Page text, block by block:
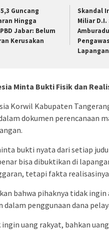
Guncang
Hingga
Jabar: Belum
Kerusakan
Skandal
Miliar D.I.
Lapangan
Minta Bukti Fisik dan
Korwil Kabupaten
dokumen perencanaan
bukti nyata dari setiap
bisa dibuktikan di
tetapi fakta realisasinya
bahwa pihaknya tidak
dalam penggunaan dana
uang rakyat, bahkan